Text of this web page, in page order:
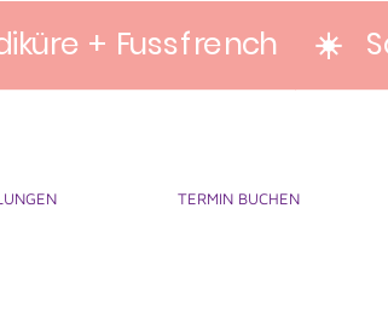
+ Fussfrench ☀️
TERMIN BUCHEN